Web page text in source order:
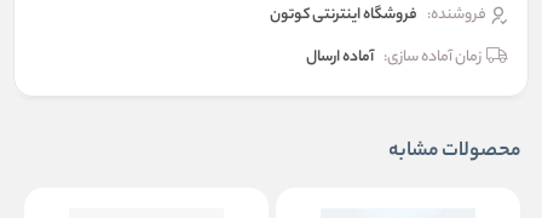
فروشنده: فروشگاه اینترنتی کوتون
زمان آماده سازی: آماده ارسال
محصولات مشابه